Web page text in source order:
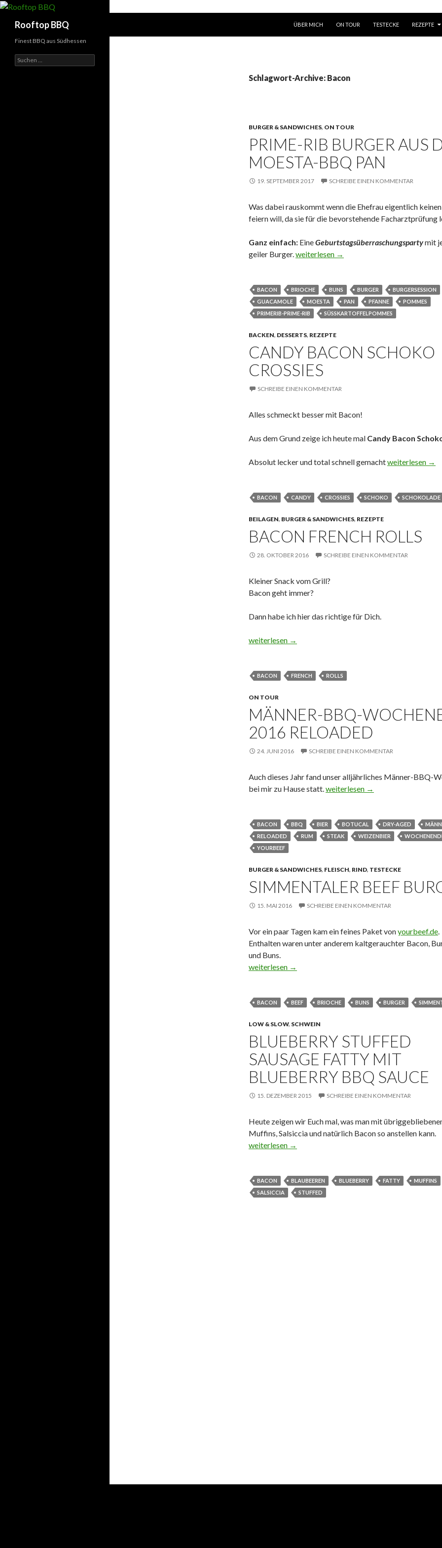
Rooftop BBQ
ÜBER MICH
ON TOUR TESTECKE REZEPTE
Schlagwort-Archive: Bacon
BURGER & SANDWICHES, ON TOUR
PRIME-RIB BURGER AUS
MOESTA-BBQ PAN
19. SEPTEMBER 2017 SCHREIBE EINEN KOMMENTAR
Was dabei rauskommt wenn die Ehefrau eigentlich
feiern will, da sie für die bevorstehende Facharztprüfung
Ganz einfach: EineGeburtstagsüberraschungspartymit
geiler Burger.Prime-Rib Burger aus der Moesta-BBQ PAN
weiterlesen →
BACON BRIOCHE BUNS BURGER BURGERSESSION
GUACAMOLE
MOESTA PAN PFANNE
POMMES
PRIMERIB-PRIME-RIB
SÜSSKARTOFFELPOMMES
BACKEN, DESSERTS, REZEPTE
CANDY BACON SCHOKO
CROSSIES
SCHREIBE EINEN KOMMENTAR
Alles schmeckt besser mit Bacon!
Aus dem Grund zeige ich heute mal Candy Bacon
Absolut lecker und total schnell gemachtCandy Bacon
weiterlesen →
BACON CANDY CROSSIES SCHOKO SCHOKOLADE
BEILAGEN, BURGER & SANDWICHES, REZEPTE
BACON FRENCH ROLLS
28. OKTOBER 2016 SCHREIBE EINEN KOMMENTAR
Kleiner Snack vom Grill?
Bacon geht immer?
Dann habe ich hier das richtige für Dich.
Bacon French Rolls
weiterlesen →
BACON FRENCH ROLLS
ON TOUR
MÄNNER-BBQ-
2016 RELOADED
24. JUNI 2016 SCHREIBE EINEN KOMMENTAR
Auch dieses Jahr fand unser alljährliches Männer-BBQ-
bei mir zu Hause statt.Männer-BBQ-Wochenende 2016
weiterlesen →
BACON BBQ BIER BOTUCAL DRY-AGED
RELOADED
RUM STEAK WEIZENBIER
YOURBEEF
BURGER & SANDWICHES, FLEISCH, RIND, TESTECKE
SIMMENTALER BEEF
15. MAI 2016 SCHREIBE EINEN KOMMENTAR
Vor ein paar Tagen kam ein feines Paket vonyourbeef.de.
Enthalten waren unter anderem kaltgerauchter Bacon,
und Buns.
Simmentaler Beef Burger
weiterlesen →
BACON BEEF BRIOCHE BUNS BURGER
LOW & SLOW, SCHWEIN
BLUEBERRY STUFFED
SAUSAGE FATTY MIT
BLUEBERRY BBQ SAUCE
15. DEZEMBER 2015 SCHREIBE EINEN KOMMENTAR
Heute zeigen wir Euch mal, was man mit
Muffins, Salsiccia und natürlich Bacon so anstellen kann.
Blueberry Stuffed Sausage Fatty mit Blueberry BBQ Sauce
weiterlesen →
BACON BLAUBEEREN BLUEBERRY FATTY
MUFFINS
SALSICCIA
STUFFED
Finest BBQ aus Südhessen
Suchen
nach: